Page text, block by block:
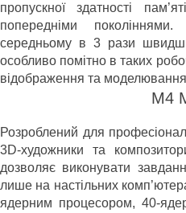
пропускної здатності
попередніми
середньому в 3 рази
особливо помітно в таких
відображення та
M4
Розроблений для
3D-художники та
дозволяє виконувати
лише на настільних
ядерним процесором, 40-